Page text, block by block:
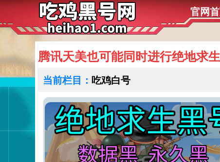
官网
腾讯天美也可能同时进行绝地求
当前栏目： 吃鸡白号